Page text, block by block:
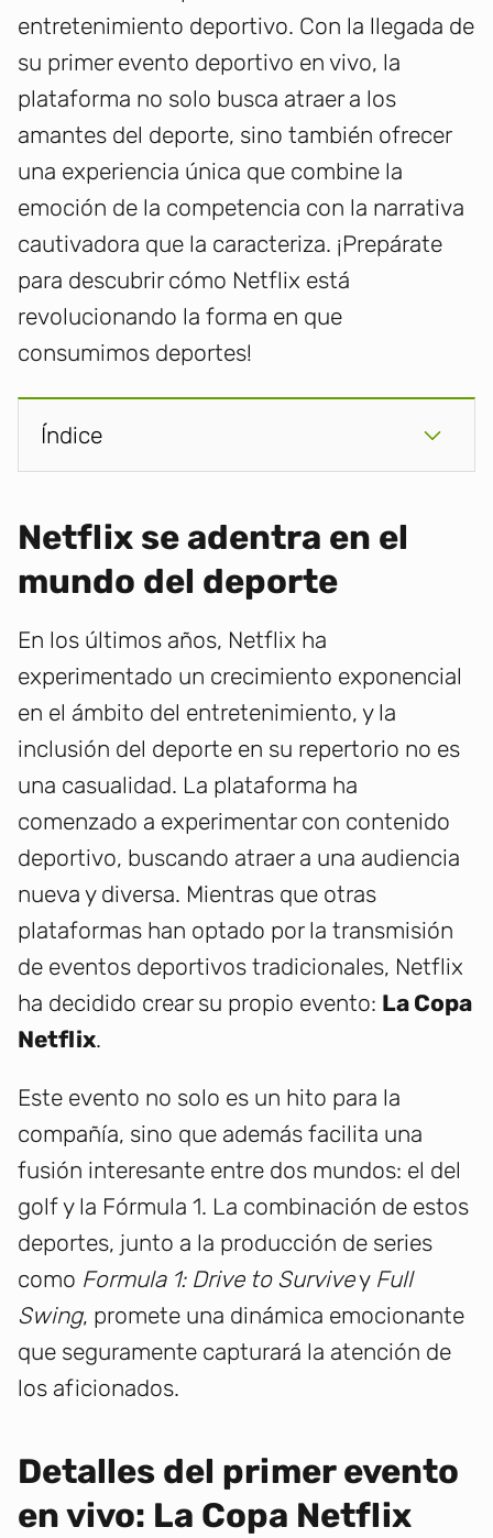
entretenimiento deportivo. Con la llegada de
su primer evento deportivo en vivo, la
plataforma no solo busca atraer a los
amantes del deporte, sino también ofrecer
una experiencia única que combine la
emoción de la competencia con la narrativa
cautivadora que la caracteriza. ¡Prepárate
para descubrir cómo Netflix está
revolucionando la forma en que
consumimos deportes!
Índice
Netflix se adentra en el
mundo del deporte
En los últimos años, Netflix ha
experimentado un crecimiento exponencial
en el ámbito del entretenimiento, y la
inclusión del deporte en su repertorio no es
una casualidad. La plataforma ha
comenzado a experimentar con contenido
deportivo, buscando atraer a una audiencia
nueva y diversa. Mientras que otras
plataformas han optado por la transmisión
de eventos deportivos tradicionales, Netflix
ha decidido crear su propio evento: La Copa
Netflix.
Este evento no solo es un hito para la
compañía, sino que además facilita una
fusión interesante entre dos mundos: el del
golf y la Fórmula 1. La combinación de estos
deportes, junto a la producción de series
como Formula 1: Drive to Survivey Full
Swing, promete una dinámica emocionante
que seguramente capturará la atención de
los aficionados.
Detalles del primer evento
en vivo: La Copa Netflix